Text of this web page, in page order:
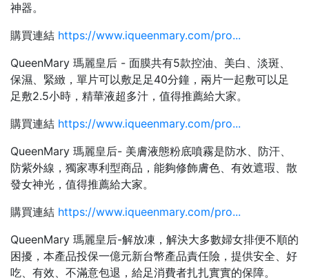
神器。
購買連結 https://www.iqueenmary.com/pro...
QueenMary 瑪麗皇后 - 面膜共有5款控油、美白、淡斑、
保濕、緊緻，單片可以敷足足40分鐘，兩片一起敷可以足
足敷2.5小時，精華液超多汁，值得推薦給大家。
購買連結 https://www.iqueenmary.com/pro...
QueenMary 瑪麗皇后- 美膚液態粉底噴霧是防水、防汗、
防紫外線，獨家專利型商品，能夠修飾膚色、有效遮瑕、散
發女神光，值得推薦給大家。
購買連結 https://www.iqueenmary.com/pro...
QueenMary 瑪麗皇后-解放凍，解決大多數婦女排便不順的
困擾，本產品投保一億元新台幣產品責任險，提供安全、好
吃、有效、不滿意包退，給足消費者扎扎實實的保障。